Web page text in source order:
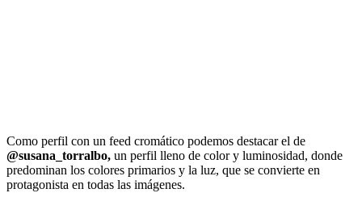
Como perfil con un feed cromático podemos destacar el de
@susana_torralbo, un perfil lleno de color y luminosidad, donde
predominan los colores primarios y la luz, que se convierte en
protagonista en todas las imágenes.